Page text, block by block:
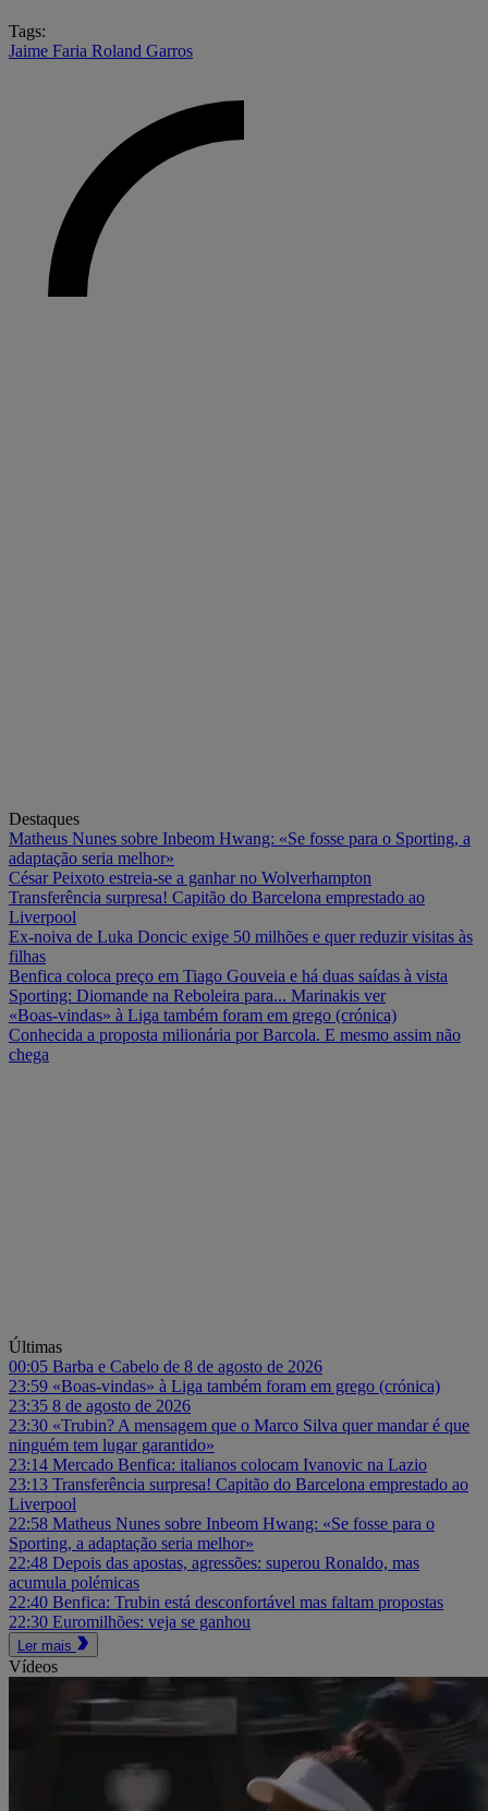
Tags:
Jaime Faria Roland Garros
Destaques
Matheus Nunes sobre Inbeom Hwang: «Se fosse para o Sporting, a
adaptação seria melhor»
César Peixoto estreia-se a ganhar no Wolverhampton
Transferência surpresa! Capitão do Barcelona emprestado ao
Liverpool
Ex-noiva de Luka Doncic exige 50 milhões e quer reduzir visitas às
filhas
Benfica coloca preço em Tiago Gouveia e há duas saídas à vista
Sporting: Diomande na Reboleira para... Marinakis ver
«Boas-vindas» à Liga também foram em grego (crónica)
Conhecida a proposta milionária por Barcola. E mesmo assim não
chega
Últimas
00:05 Barba e Cabelo de 8 de agosto de 2026
23:59 «Boas-vindas» à Liga também foram em grego (crónica)
23:35 8 de agosto de 2026
23:30 «Trubin? A mensagem que o Marco Silva quer mandar é que
ninguém tem lugar garantido»
23:14 Mercado Benfica: italianos colocam Ivanovic na Lazio
23:13 Transferência surpresa! Capitão do Barcelona emprestado ao
Liverpool
22:58 Matheus Nunes sobre Inbeom Hwang: «Se fosse para o
Sporting, a adaptação seria melhor»
22:48 Depois das apostas, agressões: superou Ronaldo, mas
acumula polémicas
22:40 Benfica: Trubin está desconfortável mas faltam propostas
22:30 Euromilhões: veja se ganhou
Ler mais
Vídeos